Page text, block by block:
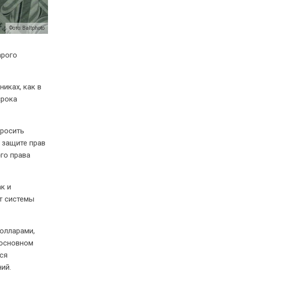
Фото: Baltphoto
как в
прав
права
и
системы